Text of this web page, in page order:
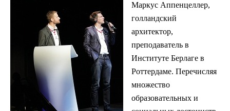
Маркус Аппенцеллер,
голландский
архитектор,
преподаватель в
Институте Берлаге в
Роттердаме. Перечисляя
множество
образовательных и